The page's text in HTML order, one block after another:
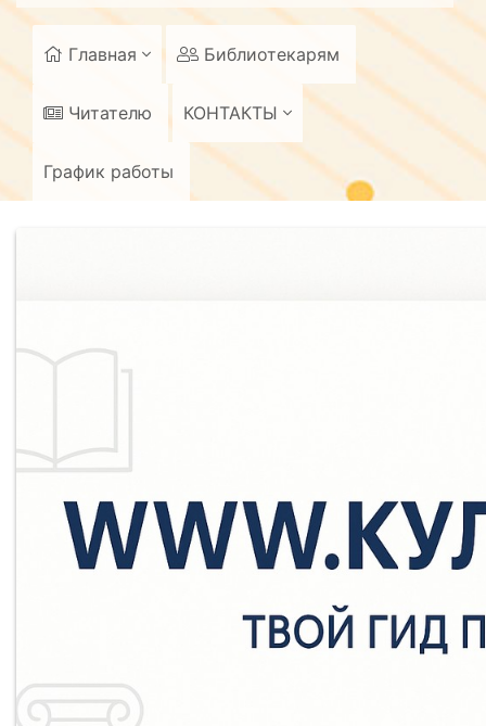
Главная Библиотекарям
Читателю КОНТАКТЫ
График работы